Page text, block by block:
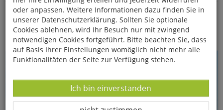
Schmalspurbahnen in Sachsen
oder anpassen. Weitere Informationen dazu finden Sie in
unserer Datenschutzerklärung. Sollten Sie optionale
Cookies ablehnen, wird Ihr Besuch nur mit zwingend
notwendigen Cookies fortgeführt. Bitte beachten Sie, dass
auf Basis Ihrer Einstellungen womöglich nicht mehr alle
Funktionalitäten der Seite zur Verfügung stehen.
Datenverarbeitung -
Ich bin einverstanden